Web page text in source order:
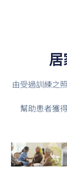
居
由受過訓練之
幫助患者獲